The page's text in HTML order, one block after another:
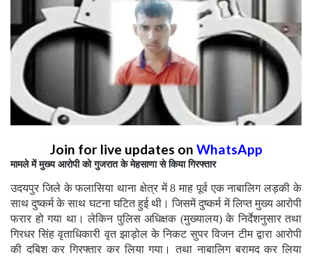
Join for live updates on WhatsApp
मामले में मुख्य आरोपी को गुजरात के मेहसाणा से किया गिरफ्तार
उदयपुर जिले के फलासिया थाना क्षेत्र में 8 माह पूर्व एक नाबालिग लड़की के
साथ दुष्कर्म के साथ घटना घटित हुई थी। जिसमें दुष्कर्म में लिप्त मुख्य आरोपी
फरार हो गया था। लेकिन पुलिस अधिक्षक (मुख्यालय) के निर्देशनुसार तथा
गिरधर सिंह वृताधिकारी वृत झाड़ोल के निकट सुपर विजन टीम द्वारा आरोपी
की दबिश कर गिरफ्तार कर लिया गया। तथा नाबालिग बरामद कर लिया